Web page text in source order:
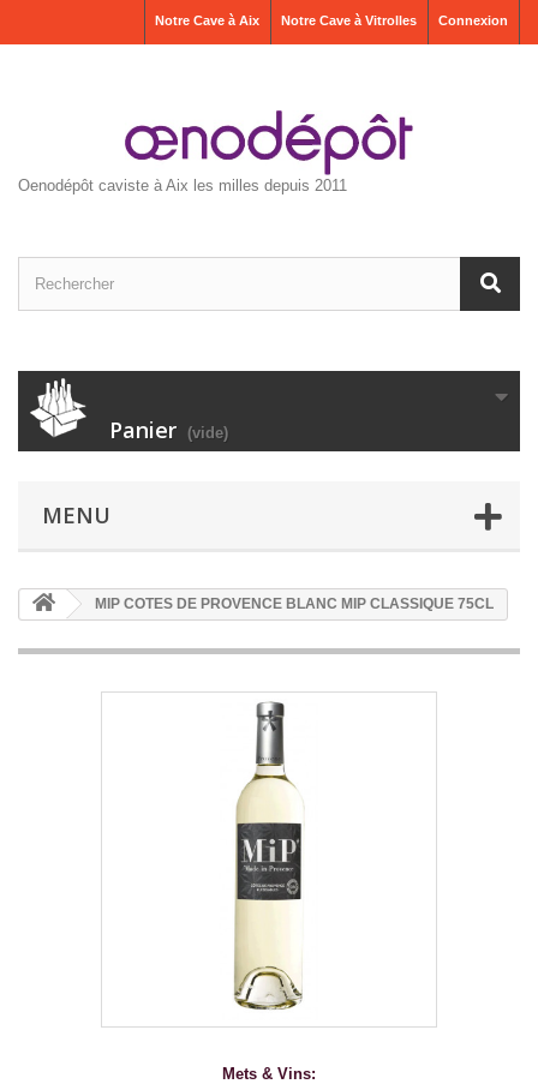
Connexion
Notre Cave à Vitrolles
Notre Cave à Aix
Oenodépôt caviste à Aix les milles depuis 2011
Panier (vide)
MENU
MIP COTES DE PROVENCE BLANC MIP CLASSIQUE 75CL
Mets & Vins: